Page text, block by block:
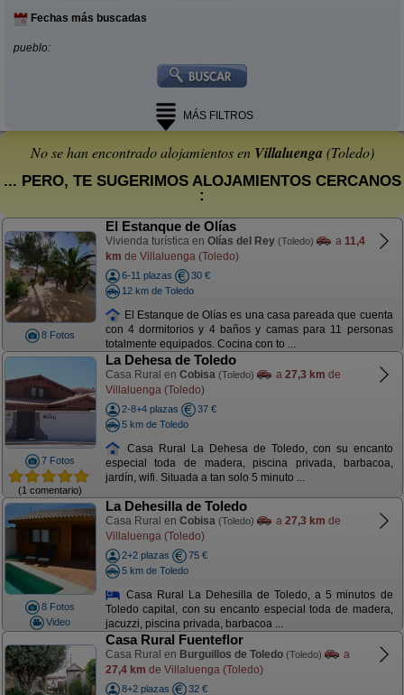
Fechas más buscadas
pueblo:
MÁS FILTROS
No se han encontrado alojamientos en Villaluenga (Toledo)
... PERO, TE SUGERIMOS ALOJAMIENTOS CERCANOS
:
8 Fotos
El Estanque de Olías
Vivienda turística en Olías del Rey (Toledo) a 11,4
km de Villaluenga (Toledo)
6-11 plazas
30 €
12 km de Toledo
El Estanque de Olías es una casa pareada que cuenta
con 4 dormitorios y 4 baños y camas para 11 personas
totalmente equipados. Cocina con to ...
7 Fotos
(1 comentario)
La Dehesa de Toledo
Casa Rural en Cobisa (Toledo) a 27,3 km de
Villaluenga (Toledo)
2-8+4 plazas
37 €
5 km de Toledo
Casa Rural La Dehesa de Toledo, con su encanto
especial toda de madera, piscina privada, barbacoa,
jardín, wifi. Situada a tan solo 5 minuto ...
8 Fotos
Video
La Dehesilla de Toledo
Casa Rural en Cobisa (Toledo) a 27,3 km de
Villaluenga (Toledo)
2+2 plazas
75 €
5 km de Toledo
Casa Rural La Dehesilla de Toledo, a 5 minutos de
Toledo capital, con su encanto especial toda de madera,
jacuzzi, piscina privada, barbacoa ...
Casa Rural Fuenteflor
Casa Rural en Burguillos de Toledo (Toledo)
a
27,4 km de Villaluenga (Toledo)
8+2 plazas
32 €